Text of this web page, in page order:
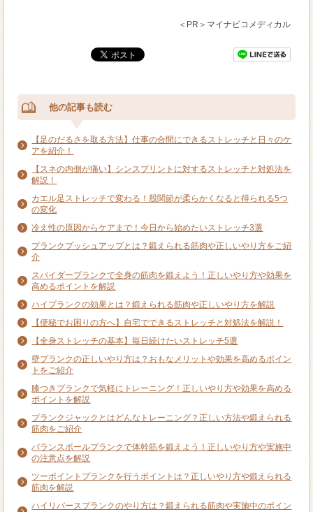
＜PR＞マイナビコメディカル
他の記事も読む
【足のだるさを取る方法】仕事の合間にできるストレッチと日々のケ
アを紹介！
【スネの内側が痛い】シンスプリントに対するストレッチと対処法を
解説！
カエル足ストレッチで変わる！股関節が柔らかくなると得られる5つ
の変化
冷え性の原因からケアまで！今日から始めたいストレッチ3選
プランクプッシュアップとは？鍛えられる筋肉や正しいやり方をご紹
介
スパイダープランクで全身の筋肉を鍛えよう！正しいやり方や効果を
高めるポイントを解説
ハイプランクの効果とは？鍛えられる筋肉や正しいやり方を解説
【便秘でお困りの方へ】自宅でできるストレッチと対処法を解説！
【全身ストレッチの基本】毎日続けたいストレッチ5選
壁プランクの正しいやり方は？おもなメリットや効果を高めるポイン
トをご紹介
膝つきプランクで気軽にトレーニング！正しいやり方や効果を高める
ポイントを解説
プランクジャックとはどんなトレーニング？正しい方法や鍛えられる
筋肉をご紹介
バランスボールプランクで体幹筋を鍛えよう！正しいやり方や実施中
の注意点を解説
ツーポイントプランクを行うポイントは？正しいやり方や鍛えられる
筋肉を解説
ハイリバースプランクのやり方は？鍛えられる筋肉や実施中のポイン